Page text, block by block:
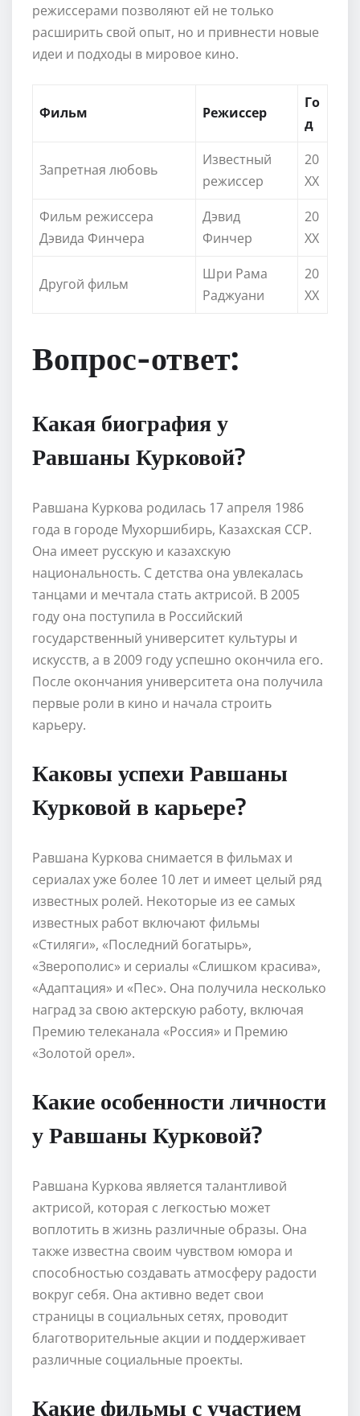
режиссерами позволяют ей не только
расширить свой опыт, но и привнести новые
идеи и подходы в мировое кино.
Фильм Режиссер
Го
д
Запретная любовь
Известный
режиссер
20
XX
Фильм режиссера
Дэвида Финчера
Дэвид
Финчер
20
XX
Другой фильм
Шри Рама
Раджуани
20
XX
Вопрос-ответ:
Какая биография у
Равшаны Курковой?
Равшана Куркова родилась 17 апреля 1986
года в городе Мухоршибирь, Казахская ССР.
Она имеет русскую и казахскую
национальность. С детства она увлекалась
танцами и мечтала стать актрисой. В 2005
году она поступила в Российский
государственный университет культуры и
искусств, а в 2009 году успешно окончила его.
После окончания университета она получила
первые роли в кино и начала строить
карьеру.
Каковы успехи Равшаны
Курковой в карьере?
Равшана Куркова снимается в фильмах и
сериалах уже более 10 лет и имеет целый ряд
известных ролей. Некоторые из ее самых
известных работ включают фильмы
«Стиляги», «Последний богатырь»,
«Зверополис» и сериалы «Слишком красива»,
«Адаптация» и «Пес». Она получила несколько
наград за свою актерскую работу, включая
Премию телеканала «Россия» и Премию
«Золотой орел».
Какие особенности личности
у Равшаны Курковой?
Равшана Куркова является талантливой
актрисой, которая с легкостью может
воплотить в жизнь различные образы. Она
также известна своим чувством юмора и
способностью создавать атмосферу радости
вокруг себя. Она активно ведет свои
страницы в социальных сетях, проводит
благотворительные акции и поддерживает
различные социальные проекты.
Какие фильмы с участием